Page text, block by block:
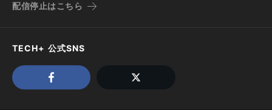
配信停止はこちら
TECH+ 公式SNS